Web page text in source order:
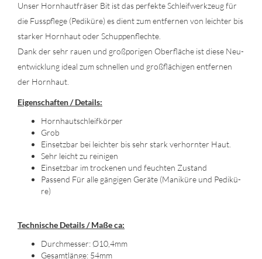
Unser Horn­haut­frä­ser Bit ist das per­fek­te Schleif­werk­zeug für
die Fuss­pfle­ge (Pe­di­kü­re) es dient zum ent­fer­nen von leich­ter bis
star­ker Horn­haut oder Schup­pen­flech­te.
Dank der sehr rauen und groß­po­ri­gen Ober­flä­che ist diese Neu­
ent­wick­lung ideal zum schnel­len und groß­flä­chi­gen ent­fer­nen
der Horn­haut.
Ei­gen­schaf­ten / De­tails:
Horn­hautschleif­kör­per
Grob
Ein­setz­bar bei leich­ter bis sehr stark ver­horn­ter Haut.
Sehr leicht zu rei­ni­gen
Ein­setz­bar im tro­cke­nen und feuch­ten Zu­stand
Pas­send Für alle gän­gi­gen Ge­rä­te (Ma­ni­kü­re und Pe­di­kü­
re)
Tech­ni­sche De­tails / Maße ca:
Durch­mes­ser: Ø10,4mm
Ge­samt­län­ge: 54mm